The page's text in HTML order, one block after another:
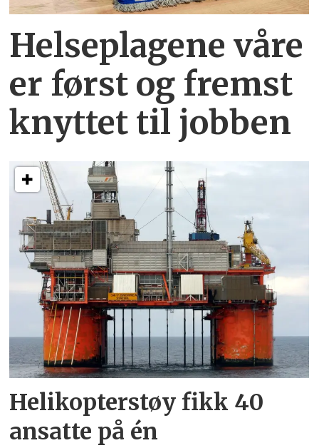
Helseplagene våre
er først og fremst
knyttet til jobben
Helikopterstøy fikk 40
ansatte på én